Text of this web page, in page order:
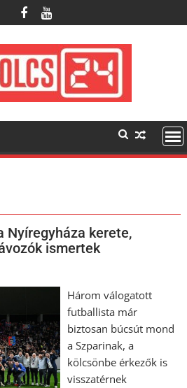
Nyíregyháza kerete,
ismertek
Három válogatott
futballista már
biztosan búcsút mond
a Szparinak, a
kölcsönbe érkezők is
visszatérnek